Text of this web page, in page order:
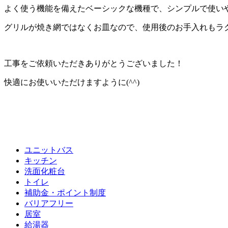
よく使う機能を備えたベーシックな機種で、シンプルで使
グリルが焼き網ではなくお皿なので、使用後のお手入れもラ
工事をご依頼いただきありがとうございました！
快適にお使いいただけますように(^^)
ユニットバス
キッチン
洗面化粧台
トイレ
補助金・ポイント制度
バリアフリー
居室
給湯器